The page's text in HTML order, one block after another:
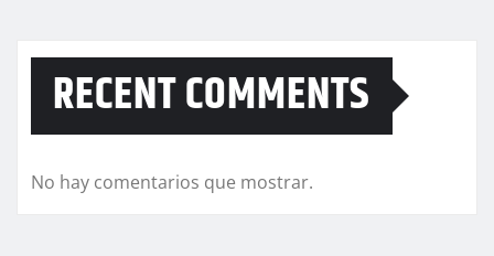
RECENT COMMENTS
No hay comentarios que mostrar.